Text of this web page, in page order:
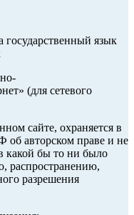
государственный язык
(для сетевого
сайте, охраняется в
об авторском праве и не
какой бы то ни было
распространению,
разрешения